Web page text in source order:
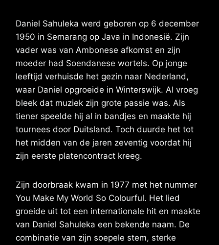
Daniel Sahuleka werd geboren op 6 december
1950 in Semarang op Java in Indonesië. Zijn
vader was van Ambonese afkomst en zijn
moeder had Soendanese wortels. Op jonge
leeftijd verhuisde het gezin naar Nederland,
waar Daniel opgroeide in Winterswijk. Al vroeg
bleek dat muziek zijn grote passie was. Als
tiener speelde hij al in bandjes en maakte hij
tournees door Duitsland. Toch duurde het tot
het midden van de jaren zeventig voordat hij
zijn eerste platencontract kreeg.
Zijn doorbraak kwam in 1977 met het nummer
You Make My World So Colourful. Het lied
groeide uit tot een internationale hit en maakte
van Daniel Sahuleka een bekende naam. De
combinatie van zijn soepele stem, sterke